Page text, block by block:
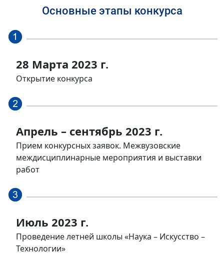
Основные этапы конкурса
28 Марта 2023 г.
Открытие конкурса
Апрель – сентябрь 2023 г.
Прием конкурсных заявок. Межвузовские
междисциплинарные мероприятия и выставки
работ
Июль 2023 г.
Проведение летней школы «Наука – Искусство –
Технологии»